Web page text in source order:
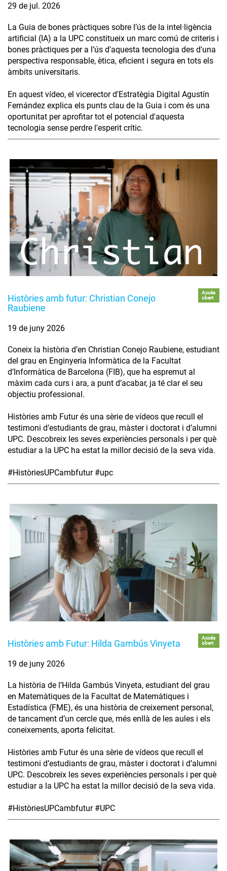
29 de jul. 2026
La Guia de bones pràctiques sobre l’ús de la intel·ligència
artificial (IA) a la UPC constitueix un marc comú de criteris i
bones pràctiques per a l’ús d'aquesta tecnologia des d'una
perspectiva responsable, ètica, eficient i segura en tots els
àmbits universitaris.
En aquest vídeo, el vicerector d'Estratègia Digital Agustín
Fernández explica els punts clau de la Guia i com és una
oportunitat per aprofitar tot el potencial d'aquesta
tecnologia sense perdre l'esperit crític.
Històries amb futur: Christian Conejo
Raubiene
Accés
obert
19 de juny 2026
Coneix la història d’en Christian Conejo Raubiene, estudiant
del grau en Enginyeria Informàtica de la Facultat
d’Informàtica de Barcelona (FIB), que ha espremut al
màxim cada curs i ara, a punt d’acabar, ja té clar el seu
objectiu professional.
Històries amb Futur és una sèrie de vídeos que recull el
testimoni d’estudiants de grau, màster i doctorat i d’alumni
UPC. Descobreix les seves experiències personals i per què
estudiar a la UPC ha estat la millor decisió de la seva vida.
#HistòriesUPCambfutur #upc
Històries amb Futur: Hilda Gambús Vinyeta
Accés
obert
19 de juny 2026
La història de l’Hilda Gambús Vinyeta, estudiant del grau
en Matemàtiques de la Facultat de Matemàtiques i
Estadística (FME), és una història de creixement personal,
de tancament d’un cercle que, més enllà de les aules i els
coneixements, aporta felicitat.
Històries amb Futur és una sèrie de vídeos que recull el
testimoni d’estudiants de grau, màster i doctorat i d’alumni
UPC. Descobreix les seves experiències personals i per què
estudiar a la UPC ha estat la millor decisió de la seva vida.
#HistòriesUPCambfutur #UPC